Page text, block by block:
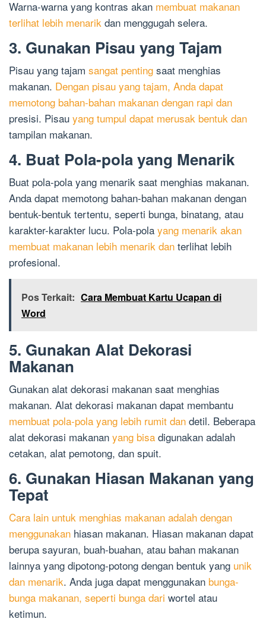
Warna-warna yang kontras akan membuat makanan
terlihat lebih menarik dan menggugah selera.
3. Gunakan Pisau yang Tajam
Pisau yang tajam sangat penting saat menghias
makanan. Dengan pisau yang tajam, Anda dapat
memotong bahan-bahan makanan dengan rapi dan
presisi. Pisau yang tumpul dapat merusak bentuk dan
tampilan makanan.
4. Buat Pola-pola yang Menarik
Buat pola-pola yang menarik saat menghias makanan.
Anda dapat memotong bahan-bahan makanan dengan
bentuk-bentuk tertentu, seperti bunga, binatang, atau
karakter-karakter lucu. Pola-pola yang menarik akan
membuat makanan lebih menarik dan terlihat lebih
profesional.
Pos Terkait: Cara Membuat Kartu Ucapan di
Word
5. Gunakan Alat Dekorasi
Makanan
Gunakan alat dekorasi makanan saat menghias
makanan. Alat dekorasi makanan dapat membantu
membuat pola-pola yang lebih rumit dan detil. Beberapa
alat dekorasi makanan yang bisa digunakan adalah
cetakan, alat pemotong, dan spuit.
6. Gunakan Hiasan Makanan yang
Tepat
Cara lain untuk menghias makanan adalah dengan
menggunakan hiasan makanan. Hiasan makanan dapat
berupa sayuran, buah-buahan, atau bahan makanan
lainnya yang dipotong-potong dengan bentuk yang unik
dan menarik. Anda juga dapat menggunakan bunga-
bunga makanan, seperti bunga dari wortel atau
ketimun.